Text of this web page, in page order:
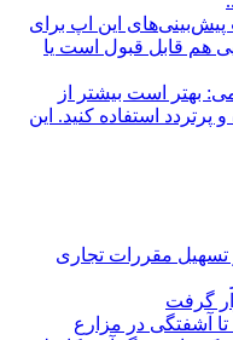
این اپ برای
هم قابل قبول است یا
بهتر است بیشتر از
استفاده کنید. این